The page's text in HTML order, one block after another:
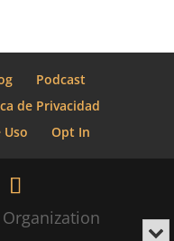
Podcast
de Privacidad
Opt In